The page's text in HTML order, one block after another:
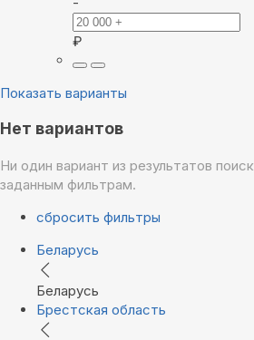
₽
Показать варианты
Нет вариантов
Ни один вариант из результатов
заданным фильтрам.
сбросить фильтры
Беларусь
Беларусь
Брестская область